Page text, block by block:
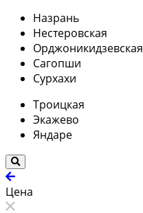
Назрань
Нестеровская
Орджоникидзевская
Сагопши
Сурхахи
Троицкая
Экажево
Яндаре
Цена